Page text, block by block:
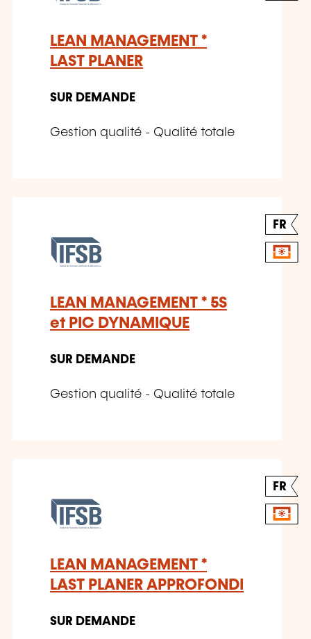
LEAN MANAGEMENT *
LAST PLANER
SUR DEMANDE
Gestion qualité - Qualité totale
FR
LEAN MANAGEMENT * 5S
et PIC DYNAMIQUE
SUR DEMANDE
Gestion qualité - Qualité totale
FR
LEAN MANAGEMENT *
LAST PLANER APPROFONDI
SUR DEMANDE